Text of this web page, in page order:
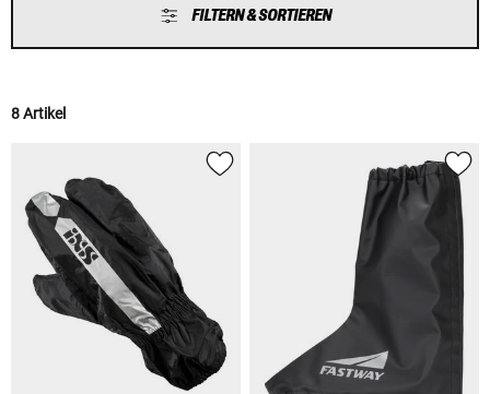
FILTERN & SORTIEREN
8 Artikel